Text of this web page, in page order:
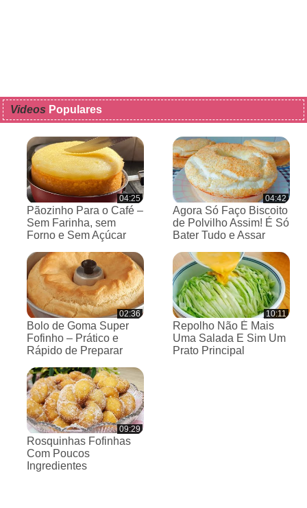
Videos Populares
04:25
Pãozinho Para o Café –
Sem Farinha, sem
Forno e Sem Açúcar
04:42
Agora Só Faço Biscoito
de Polvilho Assim! É Só
Bater Tudo e Assar
02:36
Bolo de Goma Super
Fofinho – Prático e
Rápido de Preparar
10:11
Repolho Não É Mais
Uma Salada E Sim Um
Prato Principal
09:29
Rosquinhas Fofinhas
Com Poucos
Ingredientes